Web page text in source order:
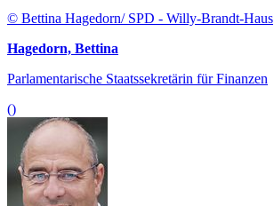
© Bettina Hagedorn/ SPD - Willy-Brandt-Haus
Hagedorn, Bettina
Parlamentarische Staatssekretärin für Finanzen
()